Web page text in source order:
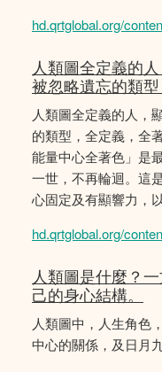
hd.qrtglobal.org/
人類圖全定義的
被忽略遺忘的類型
人類圖全定義的人，
的類型，全定義，全
能量中心全著色」是
一世，不再輪迴。這
心固定及有顯響力，
hd.qrtglobal.org/
人類圖是什麼？
己的身心結構。
人類圖中，人生角色
中心的關係，及日月